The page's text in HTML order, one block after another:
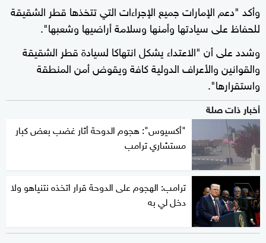
وأكد "دعم الإمارات جميع الإجراءات التي تتخذها قطر الشقيقة
للحفاظ على سيادتها وأمنها وسلامة أراضيها وشعبها".
وشدد على أن "الاعتداء يشكل انتهاكا لسيادة قطر الشقيقة
والقوانين والأعراف الدولية كافة ويقوض أمن المنطقة
واستقرارها".
أخبار ذات صلة
"أكسيوس": هجوم الدوحة أثار غضب بعض كبار
مستشاري ترامب
ترامب: الهجوم على الدوحة قرار اتخذه نتنياهو ولا
دخل لي به